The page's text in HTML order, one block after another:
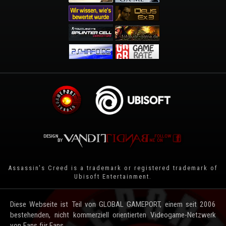
Assassin's Creed is a trademark or registered trademark of
Ubisoft Entertainment
Diese Webseite ist Teil von GLOBAL GAMEPORT, einem seit 2006
bestehenden, nicht kommerziell orientierten Videogame-Netzwerk